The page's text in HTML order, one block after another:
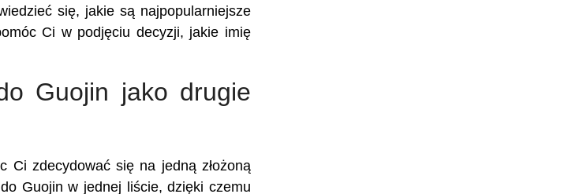
się, jakie są najpopularniejsze
Ci w podjęciu decyzji, jakie imię
Guojin jako drugie
Ci zdecydować się na jedną złożoną
Guojin w jednej liście, dzięki czemu